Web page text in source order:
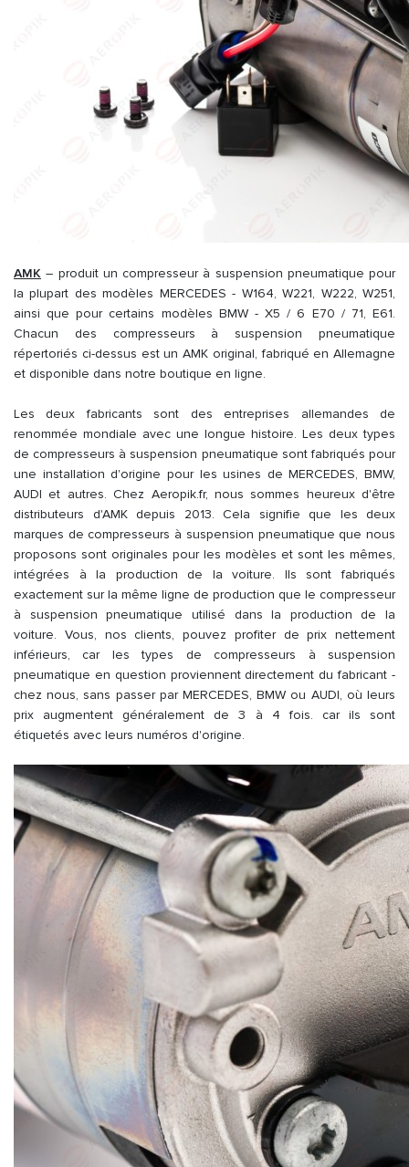
AMK – produit un compresseur à suspension pneumatique pour
la plupart des modèles MERCEDES - W164, W221, W222, W251,
ainsi que pour certains modèles BMW - X5 / 6 E70 / 71, E61.
Chacun des compresseurs à suspension pneumatique
répertoriés ci-dessus est un AMK original, fabriqué en Allemagne
et disponible dans notre boutique en ligne.
Les deux fabricants sont des entreprises allemandes de
renommée mondiale avec une longue histoire. Les deux types
de compresseurs à suspension pneumatique sont fabriqués pour
une installation d'origine pour les usines de MERCEDES, BMW,
AUDI et autres. Chez Aeropik.fr, nous sommes heureux d'être
distributeurs d'AMK depuis 2013. Cela signifie que les deux
marques de compresseurs à suspension pneumatique que nous
proposons sont originales pour les modèles et sont les mêmes,
intégrées à la production de la voiture. Ils sont fabriqués
exactement sur la même ligne de production que le compresseur
à suspension pneumatique utilisé dans la production de la
voiture. Vous, nos clients, pouvez profiter de prix nettement
inférieurs, car les types de compresseurs à suspension
pneumatique en question proviennent directement du fabricant -
chez nous, sans passer par MERCEDES, BMW ou AUDI, où leurs
prix augmentent généralement de 3 à 4 fois. car ils sont
étiquetés avec leurs numéros d'origine.